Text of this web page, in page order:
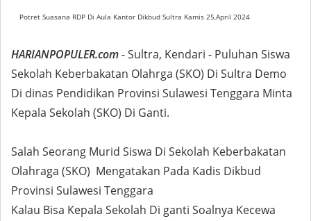
Potret Suasana RDP Di Aula Kantor Dikbud Sultra Kamis 25,April 2024
HARIANPOPULER.com- Sultra, Kendari - Puluhan Siswa
Sekolah Keberbakatan Olahrga (SKO) Di Sultra Demo
Di dinas Pendidikan Provinsi Sulawesi Tenggara Minta
Kepala Sekolah (SKO) Di Ganti.
Salah Seorang Murid Siswa Di Sekolah Keberbakatan
Olahraga (SKO) Mengatakan Pada Kadis Dikbud
Provinsi Sulawesi Tenggara
Kalau Bisa Kepala Sekolah Di ganti Soalnya Kecewa